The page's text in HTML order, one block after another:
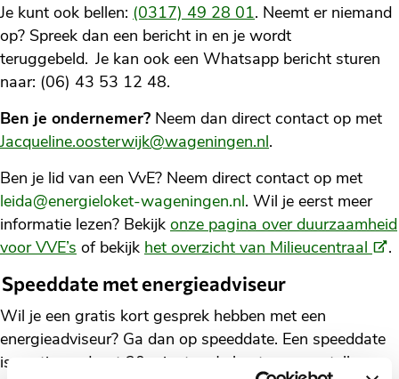
Je kunt ook bellen: (0317) 49 28 01. Neemt er niemand
op? Spreek dan een bericht in en je wordt
teruggebeld. Je kan ook een Whatsapp bericht sturen
naar: (06) 43 53 12 48.
Ben je ondernemer? Neem dan direct contact op met
Jacqueline.oosterwijk@wageningen.nl.
Ben je lid van een VvE? Neem direct contact op met
leida@energieloket-wageningen.nl. Wil je eerst meer
informatie lezen? Bekijk onze pagina over duurzaamheid
voor VVE’s of bekijk het overzicht van Milieucentraal .
Speeddate met energieadviseur
Wil je een gratis kort gesprek hebben met een
energieadviseur? Ga dan op speeddate. Een speeddate
is gratis en duurt 20 minuten. Je kunt vragen stellen